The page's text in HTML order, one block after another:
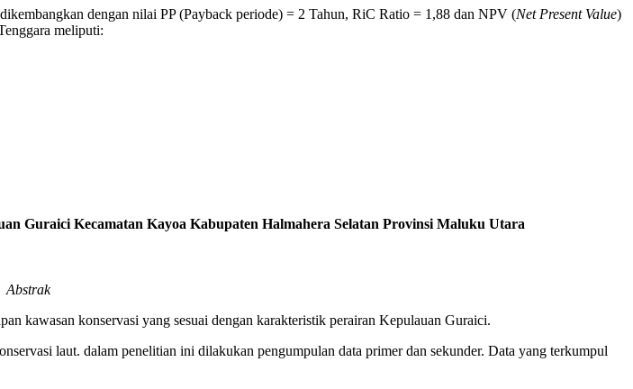
dengan nilai PP (Payback periode) = 2 Tahun, RiC Ratio = 1,88 dan NPV (Net Present Value)
meliputi:
Guraici Kecamatan Kayoa Kabupaten Halmahera Selatan Provinsi Maluku Utara
Abstrak
kawasan konservasi yang sesuai dengan karakteristik perairan Kepulauan Guraici.
laut. dalam penelitian ini dilakukan pengumpulan data primer dan sekunder. Data yang terkumpul